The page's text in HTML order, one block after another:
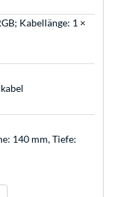
Kabellänge: 1 ×
140 mm, Tiefe: